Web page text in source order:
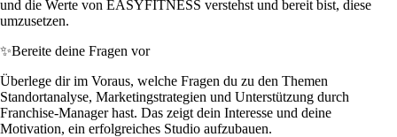
und die Werte von EASYFITNESS verstehst und bereit bist, diese
umzusetzen.
✨Bereite deine Fragen vor
Überlege dir im Voraus, welche Fragen du zu den Themen
Standortanalyse, Marketingstrategien und Unterstützung durch
Franchise-Manager hast. Das zeigt dein Interesse und deine
Motivation, ein erfolgreiches Studio aufzubauen.